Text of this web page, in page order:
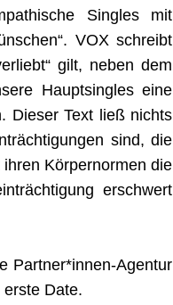
Singles mit
VOX schreibt
gilt, neben dem
Hauptsingles eine
Dieser Text ließ nichts
sind, die
ihren Körpernormendie
erschwert
Partner*innen-Agentur
Date.